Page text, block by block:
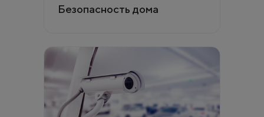
Безопасность дома